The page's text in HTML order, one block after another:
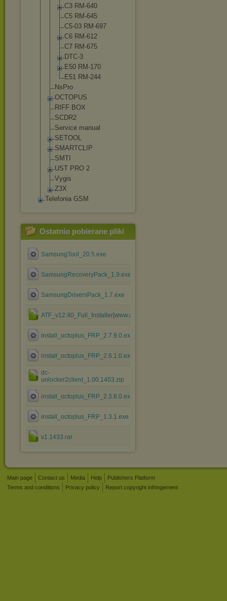
C3 RM-640
C5 RM-645
C5-03 RM-697
C6 RM-612
C7 RM-675
DTC-3
E50 RM-170
E51 RM-244
NsPro
OCTOPUS
RIFF BOX
SCDR2
Service manual
SETOOL
SMARTCLIP
SMTI
UST PRO 2
Vygis
Z3X
Telefonia GSM
Ostatnio pobierane pliki
SamsungTool_20.5.exe
SamsungRecoveryPack_1.9.exe
SamsungDriversPack_1.7.exe
ATF_v12.40_Full_Installer[www.atfsupport.com].rar
install_octoplus_FRP_2.7.9.0.exe
install_octoplus_FRP_2.6.1.0.exe
dc-
unlocker2client_1.00.1403.zip
install_octoplus_FRP_2.3.8.0.exe
install_octoplus_FRP_1.3.1.exe
v1.1433.rar
Main page Contact us Media Help
Publishers Platform
Terms and conditions
Privacy policy Report copyright infringement